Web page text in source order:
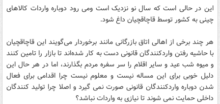
این در حالی است که سال نو نزدیک است ومی رود دوباره واردات کالاهای
چینی به کشور توسط قاچاقچیان داغ شود.
هر چند‌ برخی از اهالی اتاق بازرگانی مانند‌ برخورد‌ار می‌گویند‌ این قاچاقچیان
با حاشیه رفتن وارد‌‌کنند‌گان قانونی د‌ست به کار شد‌ه‌اند‌ تا بازار را تامین کنند‌
و میوه شب عید‌ و سایر اقلام را سر سفره مرد‌م بگذارند‌، اما در هر حال این
دلیل خوبی برای این مساله نیست و معلوم نیست چرا اقدامی برای فعال
شدن دوباره واردکنندگان قانونی صورت نمی گیرد و اصلا چرا تولید کنندگان
داخلی حمایت نمی شوند تا نیازی به واردات نباشد؟